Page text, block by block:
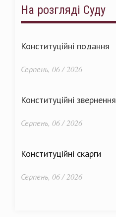
На розгляді Суду
Конституційні подання
Серпень, 06 / 2026
Конституційні звернення
Серпень, 06 / 2026
Конституційні скарги
Серпень, 06 / 2026